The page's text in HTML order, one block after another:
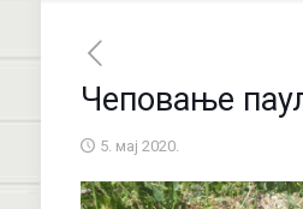
Чеповање
5. мај 2020.